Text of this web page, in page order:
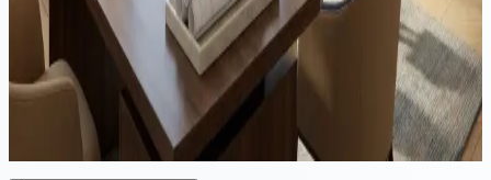
Trasladarse del Reino Unido a Chipre requiere una planificación
coordinada en ambas jurisdicciones. Esta guía cubre el Test de
Residencia Estatutaria, notificación a HMRC, tratamiento de año
dividido, el rastro del IHT del Reino Unido, el Pink Slip, el estatus
No-Dom de Chipre, la regla revisada de 60 días y la estructuración
de empresas en Chipre para empresarios británicos en 2026.